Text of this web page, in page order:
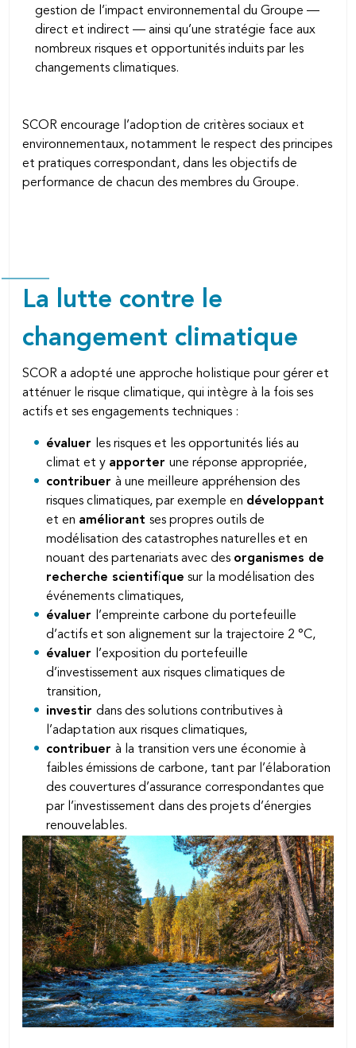
gestion de l’impact environnemental du Groupe —
direct et indirect — ainsi qu’une stratégie face aux
nombreux risques et opportunités induits par les
changements climatiques.
SCOR encourage l’adoption de critères sociaux et
environnementaux, notamment le respect des principes
et pratiques correspondant, dans les objectifs de
performance de chacun des membres du Groupe.
La lutte contre le
changement climatique
SCOR a adopté une approche holistique pour gérer et
atténuer le risque climatique, qui intègre à la fois ses
actifs et ses engagements techniques :
évaluer les risques et les opportunités liés au
climat et y apporterune réponse appropriée,
contribuerà une meilleure appréhension des
risques climatiques, par exemple en développant
et en améliorantses propres outils de
modélisation des catastrophes naturelles et en
nouant des partenariats avec des organismes de
recherche scientifique sur la modélisation des
événements climatiques,
évaluer l’empreinte carbone du portefeuille
d’actifs et son alignement sur la trajectoire 2 °C,
évaluer l’exposition du portefeuille
d’investissement aux risques climatiques de
transition,
investirdans des solutions contributives à
l’adaptation aux risques climatiques,
contribuerà la transition vers une économie à
faibles émissions de carbone, tant par l’élaboration
des couvertures d’assurance correspondantes que
par l’investissement dans des projets d’énergies
renouvelables.